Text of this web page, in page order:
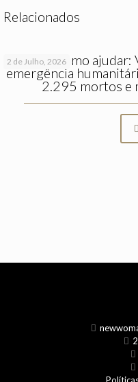
Relacionados
2 de Julho, 2026
Saiba como
emergência
2.295 mortos e